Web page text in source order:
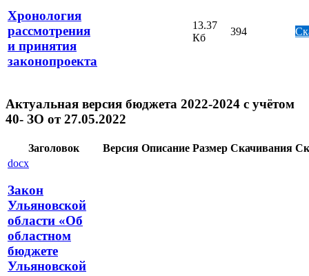
Хронология
рассмотрения
и принятия
законопроекта
13.37
Кб
394
Актуальная версия бюджета 2022-2024 с учётом
40- ЗО от 27.05.2022
Заголовок Версия Описание Размер Скачивания
docx
Закон
Ульяновской
области «Об
областном
бюджете
Ульяновской